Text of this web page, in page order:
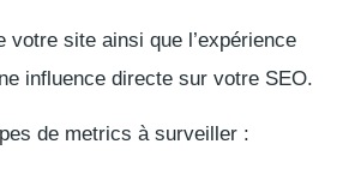
votre site ainsi que l’expérience
influence directe sur votre SEO.
de metrics à surveiller :